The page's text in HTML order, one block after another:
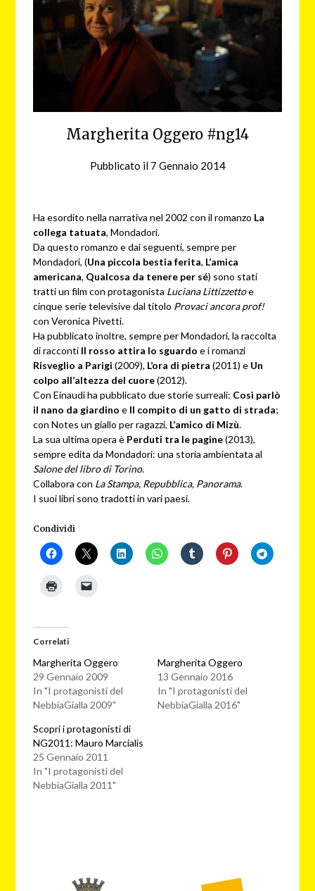
Margherita Oggero #ng14
Pubblicato il 7 Gennaio 2014da
Ha esordito nella narrativa nel 2002 con il romanzo La
collega tatuata, Mondadori.
Da questo romanzo e dai seguenti, sempre per
Mondadori, (Una piccola bestia ferita, L’amica
americana, Qualcosa da tenere per sé) sono stati
tratti un film con protagonista Luciana Littizzettoe
cinque serie televisive dal titolo Provaci ancora prof!
con Veronica Pivetti.
Ha pubblicato inoltre, sempre per Mondadori, la raccolta
di racconti Il rosso attira lo sguardo e i romanzi
Risveglio a Parigi (2009), L’ora di pietra (2011) e Un
colpo all’altezza del cuore(2012).
Con Einaudi ha pubblicato due storie surreali: Così parlò
il nano da giardino e Il compito di un gatto di strada;
con Notes un giallo per ragazzi, L’amico di Mizù.
La sua ultima opera è Perduti tra le pagine(2013),
sempre edita da Mondadori: una storia ambientata al
Salone del libro di Torino.
Collabora con La Stampa, Repubblica, Panorama.
I suoi libri sono tradotti in vari paesi.
Condividi
Correlati
Margherita Oggero
29 Gennaio 2009
In "I protagonisti del
NebbiaGialla 2009"
Margherita Oggero
13 Gennaio 2016
In "I protagonisti del
NebbiaGialla 2016"
Scopri i protagonisti di
NG2011: Mauro Marcialis
25 Gennaio 2011
In "I protagonisti del
NebbiaGialla 2011"